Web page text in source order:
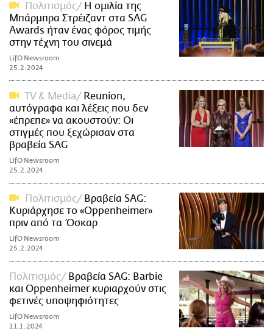
Πολιτισμός
Η ομιλία της
Μπάρμπρα Στρέιζαντ στα SAG
Awards ήταν ένας φόρος τιμής
στην τέχνη του σινεμά
LifO Newsroom
25.2.2024
TV & Media
Reunion,
αυτόγραφα και λέξεις που δεν
«έπρεπε» να ακουστούν: Οι
στιγμές που ξεχώρισαν στα
βραβεία SAG
LifO Newsroom
25.2.2024
Πολιτισμός
Βραβεία SAG:
Κυριάρχησε το «Oppenheimer»
πριν από τα Όσκαρ
LifO Newsroom
25.2.2024
Πολιτισμός
Βραβεία SAG: Barbie
και Oppenheimer κυριαρχούν στις
φετινές υποψηφιότητες
LifO Newsroom
11.1.2024